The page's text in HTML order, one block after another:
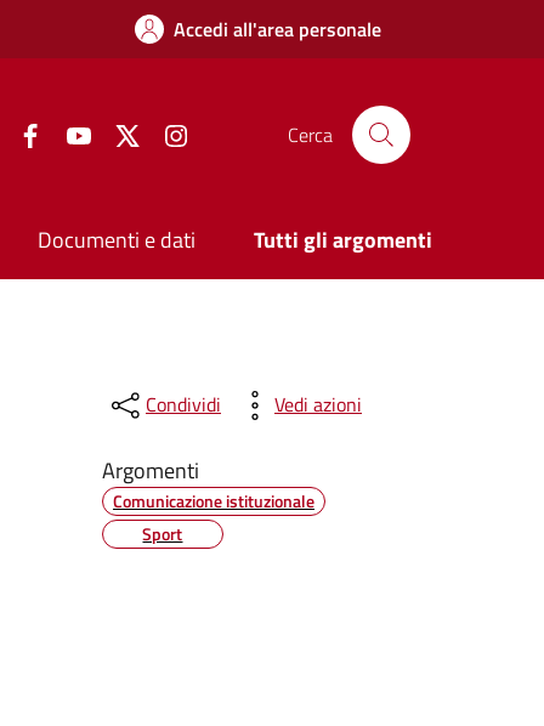
Accedi all'area personale
FacebookYouTube Twitter Cerca
Documenti e dati Tutti gli argomenti
Condividi Vedi azioni
Argomenti
Comunicazione istituzionale
Sport